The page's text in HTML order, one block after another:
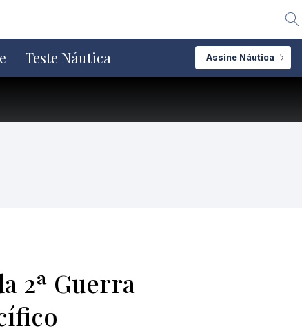
Teste Náutica Assine Náutica
2ª Guerra